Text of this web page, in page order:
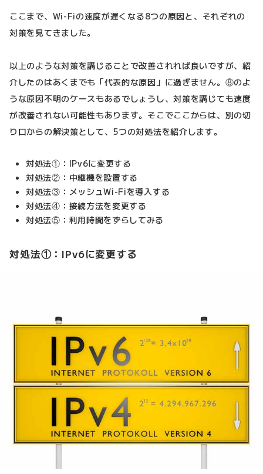
ここまで、Wi-Fiの速度が遅くなる8つの原因と、それぞれの
対策を見てきました。
以上のような対策を講じることで改善されれば良いですが、紹
介したのはあくまでも「代表的な原因」に過ぎません。⑧のよ
うな原因不明のケースもあるでしょうし、対策を講じても速度
が改善されない可能性もあります。そこでここからは、別の切
り口からの解決策として、5つの対処法を紹介します。
対処法①：IPv6に変更する
対処法②：中継機を設置する
対処法③：メッシュWi-Fiを導入する
対処法④：接続方法を変更する
対処法⑤：利用時間をずらしてみる
対処法①：IPv6に変更する